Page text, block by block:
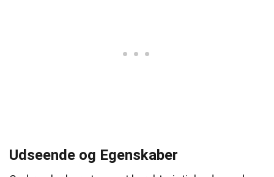
Udseende og Egenskaber